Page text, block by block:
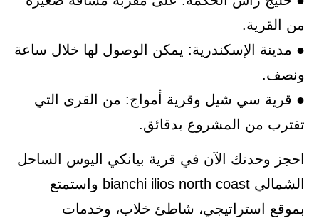
من القرية.
● مدينة الإسكندرية: يمكن الوصول لها خلال ساعة
ونصف.
● قرية سي شيل وقرية أمواج: من القرى التي
تقترب من المشروع بدقائق.
احجز وحدتك الآن في قرية بيانكي اليوس الساحل
الشمالي bianchi ilios north coast واستمتع
بموقع استراتيجي، شاطئ خلاب، وخدمات